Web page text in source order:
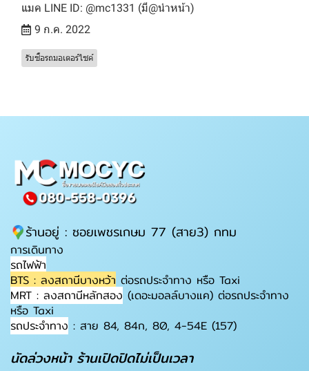
แมค LINE ID: @mc1331 (มี@นำหน้า)
9 ก.ค. 2022
รับซื้อรถมอเตอร์ไซค์
ร้านอยู่ : ซอยเพชรเกษม 77 (สาย3) กทม
การเดินทาง
รถไฟฟ้า
BTS : ลงสถานีบางหว้า ต่อรถประจำทาง หรือ Taxi
MRT : ลงสถานีหลักสอง (เดอะมอลล์บางแค) ต่อรถประจำทาง
หรือ Taxi
รถประจำทาง : สาย 84, 84ก, 80, 4-54E (157)
นัดล่วงหน้า ร้านเปิดปิดไม่เป็นเวลา